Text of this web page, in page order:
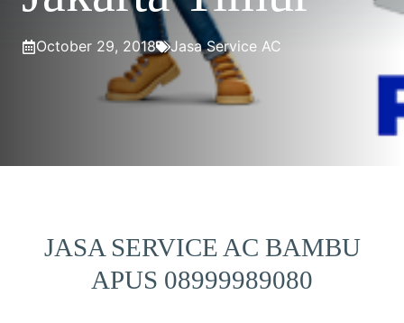
October 29, 2018 Jasa Service AC
JASA SERVICE AC BAMBU
APUS 08999989080